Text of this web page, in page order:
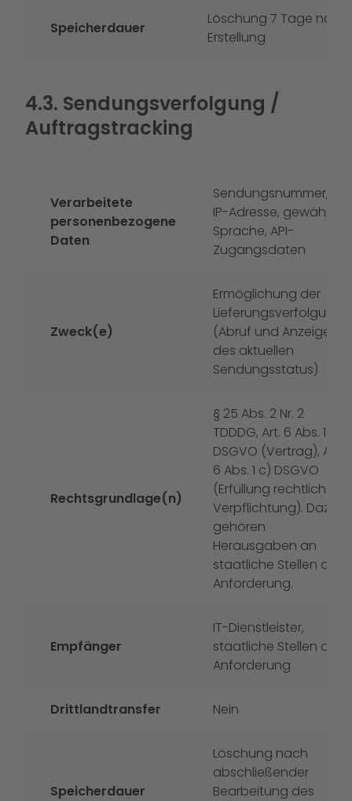
Speicherdauer
Löschung 7 Tage nach
Erstellung
4.3. Sendungsverfolgung /
Auftragstracking
Verarbeitete
personenbezogene
Daten
Sendungsnummer,
IP-Adresse, gewählte
Sprache, API-
Zugangsdaten
Zweck(e)
Ermöglichung der
Lieferungsverfolgung
(Abruf und Anzeige
des aktuellen
Sendungsstatus)
Rechtsgrundlage(n)
§ 25 Abs. 2 Nr. 2
TDDDG, Art. 6 Abs. 1 b)
DSGVO (Vertrag), Art.
6 Abs. 1 c) DSGVO
(Erfüllung rechtlicher
Verpflichtung). Dazu
gehören
Herausgaben an
staatliche Stellen auf
Anforderung.
Empfänger
IT-Dienstleister,
staatliche Stellen auf
Anforderung
Drittlandtransfer Nein
Speicherdauer
Löschung nach
abschließender
Bearbeitung des